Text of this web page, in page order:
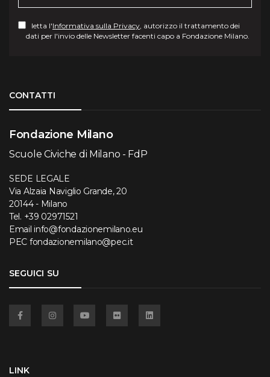
letta l'Informativa sulla Privacy , autorizzo il trattamento dei
dati per l'invio delle Newsletter facenti capo a Fondazione Milano.
CONTATTI
Fondazione Milano
Scuole Civiche di Milano - FdP
SEDE LEGALE
Via Alzaia Naviglio Grande, 20
20144 - Milano
Tel. +39 02971521
Email info@fondazionemilano.eu
PEC fondazionemilano@pec.it
SEGUICI SU
LINK